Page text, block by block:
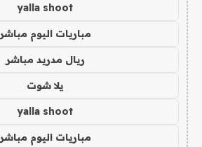
yalla shoot
مباريات اليوم مباشر
ريال مدريد مباشر
يلا شوت
yalla shoot
مباريات اليوم مباشر